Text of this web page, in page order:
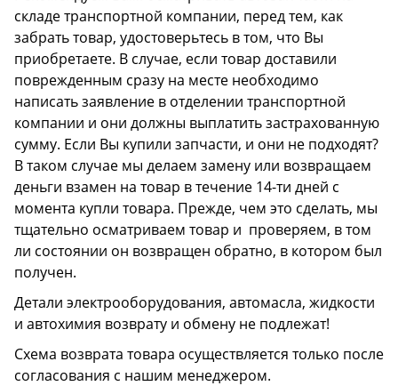
складе транспортной компании, перед тем, как
забрать товар, удостоверьтесь в том, что Вы
приобретаете. В случае, если товар доставили
поврежденным сразу на месте необходимо
написать заявление в отделении транспортной
компании и они должны выплатить застрахованную
сумму. Если Вы купили запчасти, и они не подходят?
В таком случае мы делаем замену или возвращаем
деньги взамен на товар в течение 14-ти дней с
момента купли товара. Прежде, чем это сделать, мы
тщательно осматриваем товар и проверяем, в том
ли состоянии он возвращен обратно, в котором был
получен.
Детали электрооборудования, автомасла, жидкости
и автохимия возврату и обмену не подлежат!
Схема возврата товара осуществляется только после
согласования с нашим менеджером.